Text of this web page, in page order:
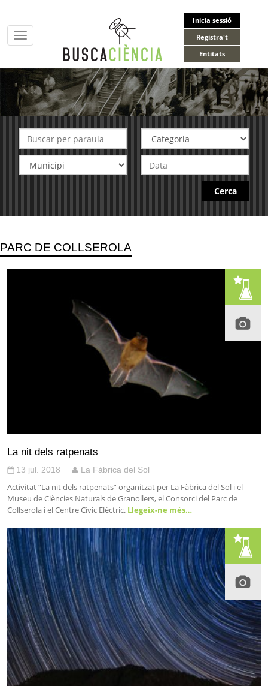
Inicia sessió
Registra't
Entitats
Toggle
navigation
Cerca
PARC DE COLLSEROLA
La nit dels ratpenats
13 jul. 2018 La Fàbrica del Sol
Activitat “La nit dels ratpenats” organitzat per La Fàbrica del Sol i el
Museu de Ciències Naturals de Granollers, el Consorci del Parc de
Collserola i el Centre Cívic Elèctric. Llegeix-ne més…